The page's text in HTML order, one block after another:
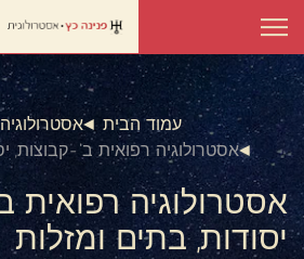
עמוד הבית
אסטרולוגיה רפואית ב'-קבוצות,
אסטרולוגיה רפואית
יסודות, בתים ומזלות